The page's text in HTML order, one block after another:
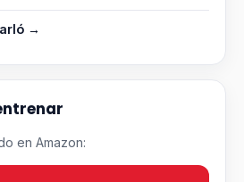
→
en Amazon: